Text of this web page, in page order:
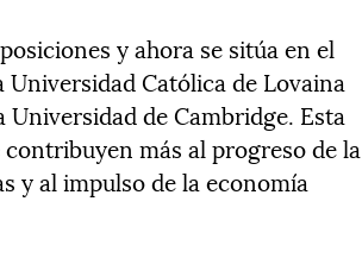
y ahora se sitúa en el
Católica de Lovaina
de Cambridge. Esta
más al progreso de la
y al impulso de la economía